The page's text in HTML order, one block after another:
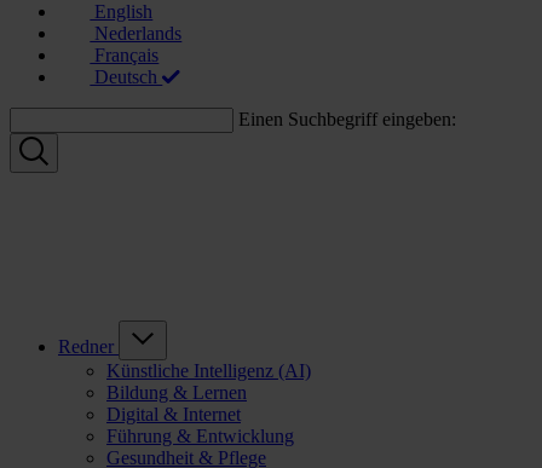
English
Nederlands
Français
Deutsch
Einen Suchbegriff eingeben:
Redner
Künstliche Intelligenz (AI)
Bildung & Lernen
Digital & Internet
Führung & Entwicklung
Gesundheit & Pflege